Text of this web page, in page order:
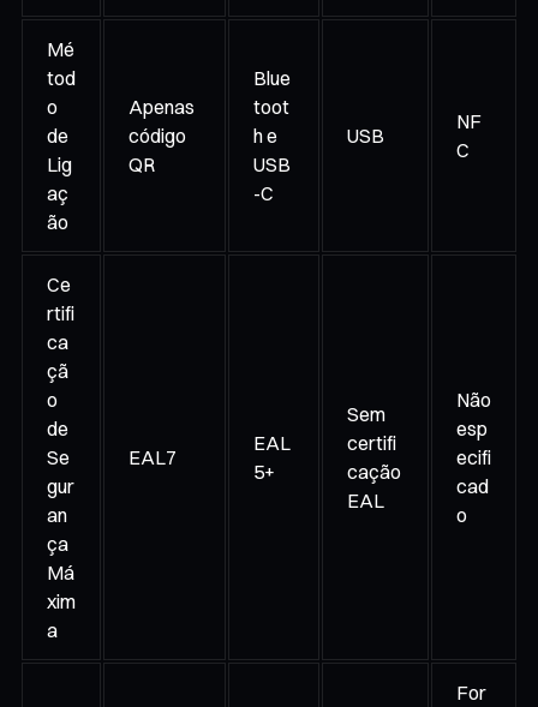
Mé
tod
o
de
Lig
aç
ão
Apenas
código
QR
Blue
toot
h e
USB
-C
USB
NF
C
Ce
rtifi
ca
çã
o
de
Se
gur
an
ça
Má
xim
a
EAL7
EAL
5+
Sem
certifi
cação
EAL
Não
esp
ecifi
cad
o
For